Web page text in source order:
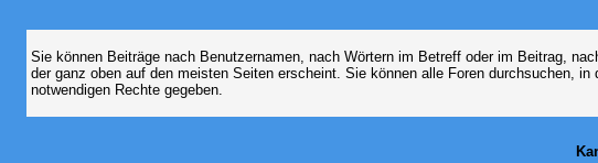
Sie können Beiträge nach Benutzernamen, nach Wörtern im Betreff oder im Beitrag,
der ganz oben auf den meisten Seiten erscheint. Sie können alle Foren durchsuchen,
notwendigen Rechte gegeben.